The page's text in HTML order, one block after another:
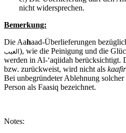
nicht widersprechen.
Bemerkung:
Die Aahaad-Überlieferungen
الغيب), wie die Peinigung und die
werden in Al-‘aqiidah berücksichtigt.
bzw. zurückweist, wird nicht als kaafir
Bei unbegründeter Ablehnung solcher
Person als Faasiq bezeichnet.
Notes: